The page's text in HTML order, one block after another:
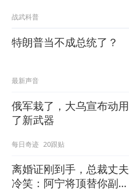
住了
战武科普
特朗普当不成总统了？
最新声音
俄军栽了，大乌宣布动用
了新武器
每日奇迹 20跟贴
离婚证刚到手，总裁丈夫
冷笑：阿宁将顶替你副总